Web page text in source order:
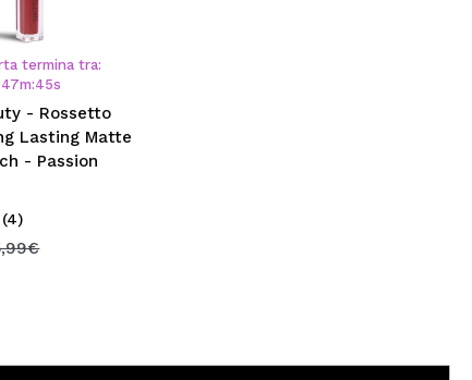
UN ACCOUNT
termina tra:
47m:45s
- Rossetto
Lasting Matte
- Passion
(4)